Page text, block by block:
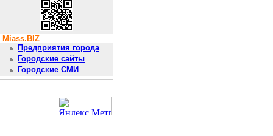
Miass.BIZ
Предприятия города
Городские сайты
Городские СМИ